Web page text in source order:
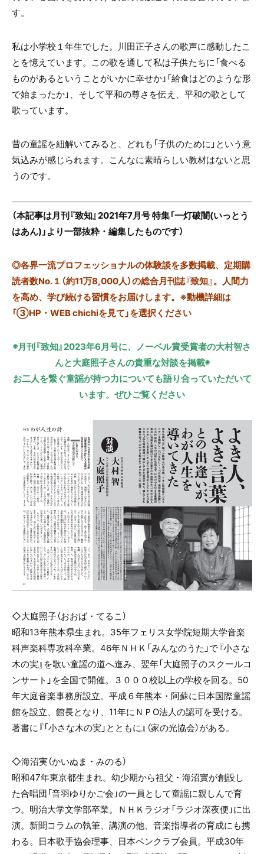
す。
私は小学校１年生でした。川田正子さんの歌声に感動したこ
とを憶えています。この歌を通して私は子供たちに「食べる
ものがあるということがいかに幸せか」「給食はどのような形
で始まったか」、そして平和の尊さを伝え、平和の歌として
歌っています。
昔の童謡を紐解いてみると、どれも「子供のために」という意
気込みが感じられます。こんなに素晴らしい教材はないと思
うのです。
（本記事は月刊『致知』2021年7月号 特集「一灯破闇(いっとう
はあん)」より一部抜粋・編集したものです）
◎各界一流プロフェッショナルの体験談を多数掲載、定期購
読者数No.１（約11万8,000人）の総合月刊誌『致知』。人間力
を高め、学び続ける習慣をお届けします。※動機詳細は
「③HP・WEB chichiを見て」を選択ください
◉月刊『致知』2023年6月号に、ノーベル賞受賞者の大村智さ
んと大庭照子さんの貴重な対談を掲載◉
お二人を繋ぐ童謡が持つ力についても語り合っていただいて
います。ぜひご覧ください
◇大庭照子（おおば・てるこ）
昭和13年熊本県生まれ。 35年フェリス女学院短期大学音楽
科声楽科専攻科卒業。 46年ＮＨＫ「みんなのうた」で『小さな
木の実』を歌い童謡の道へ進み、翌年「大庭照子のスクールコ
ンサート」を全国で開催。３０００校以上の学校を回る。 50
年大庭音楽事務所設立。平成６年熊本・阿蘇に日本国際童謡
館を設立、館長となり、 11年にＮＰ О法人の認可を受ける。
著書に『「小さな木の実」とともに』（家の光協会）がある。
◇海沼実（かいぬま・みのる）
昭和47年東京都生まれ。幼少期から祖父・海沼實が創設し
た合唱団「音羽ゆりかご会」の一員として童謡に親しんで育
つ。明治大学文学部卒業。ＮＨＫラジオ「ラジオ深夜便」に出
演。新聞コラムの執筆、講演の他、音楽指導者の育成にも携
わる。日本歌手協会理事、日本ペンクラブ会員。平成30年